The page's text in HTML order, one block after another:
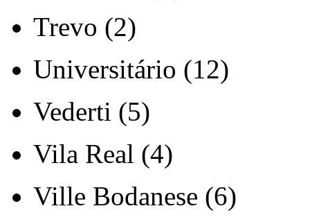
Trevo (2)
Universitário (12)
Vederti (5)
Vila Real (4)
Ville Bodanese (6)